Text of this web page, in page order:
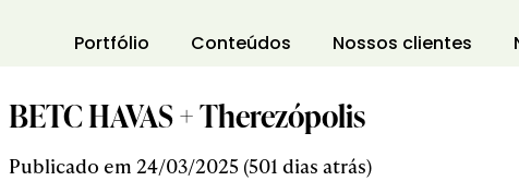
Portfólio Conteúdos Nossos clientes
BETC HAVAS + Therezópolis
Publicado em 24/03/2025 (501 dias atrás)